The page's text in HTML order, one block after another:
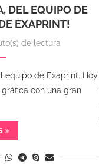
DEL EQUIPO DE
EXAPRINT!
de lectura
equipo de Exaprint. Hoy
con una gran